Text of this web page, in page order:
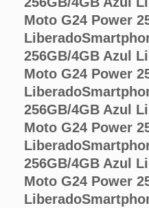
Moto G24 Power
Liberado
256GB/4GB Azul
Moto G24 Power
Liberado
256GB/4GB Azul
Moto G24 Power
Liberado
256GB/4GB Azul
Moto G24 Power
Liberado